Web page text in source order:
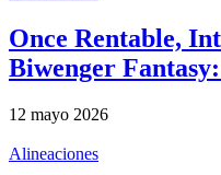
Once Rentable,
Biwenger
12 mayo 2026
Alineaciones